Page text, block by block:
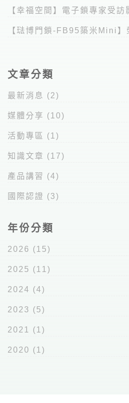
【幸福空間】電子鎖專家受訪
【琺博門鎖-FB95築米Mini
文章分類
最新消息 (2)
媒體分享 (10)
活動專區 (1)
知識文章 (17)
產品講習 (4)
國際認證 (3)
年份分類
2026 (15)
2025 (11)
2024 (4)
2023 (5)
2021 (1)
2020 (1)